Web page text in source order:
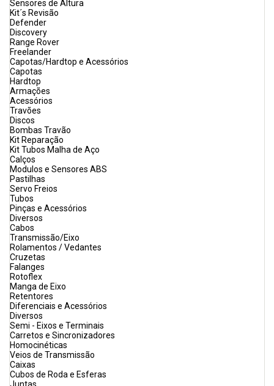
Sensores de Altura
Kit´s Revisão
Defender
Discovery
Range Rover
Freelander
Capotas/Hardtop e Acessórios
Capotas
Hardtop
Armações
Acessórios
Travões
Discos
Bombas Travão
Kit Reparação
Kit Tubos Malha de Aço
Calços
Modulos e Sensores ABS
Pastilhas
Servo Freios
Tubos
Pinças e Acessórios
Diversos
Cabos
Transmissão/Eixo
Rolamentos / Vedantes
Cruzetas
Falanges
Rotoflex
Manga de Eixo
Retentores
Diferenciais e Acessórios
Diversos
Semi - Eixos e Terminais
Carretos e Sincronizadores
Homocinéticas
Veios de Transmissão
Caixas
Cubos de Roda e Esferas